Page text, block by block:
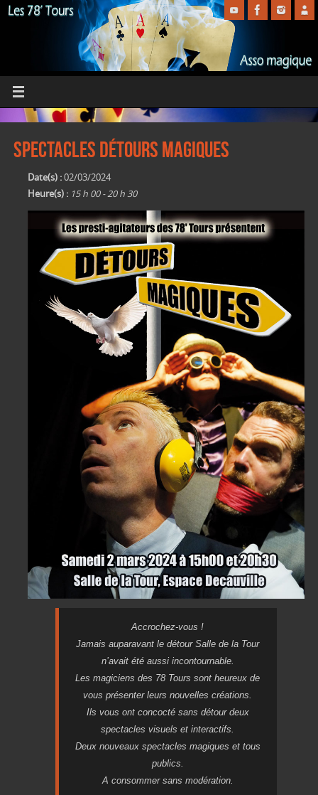
Spectacles Détours Magiques
Date(s) :02/03/2024
Heure(s) : 15 h 00 - 20 h 30
Accrochez-vous !
Jamais auparavant le détour Salle de la Tour
n’avait été aussi incontournable.
Les magiciens des 78 Tours sont heureux de
vous présenter leurs nouvelles créations.
Ils vous ont concocté sans détour deux
spectacles visuels et interactifs.
Deux nouveaux spectacles magiques et tous
publics.
A consommer sans modération.